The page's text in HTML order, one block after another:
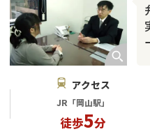
アクセス
JR「岡山駅」
徒歩5分